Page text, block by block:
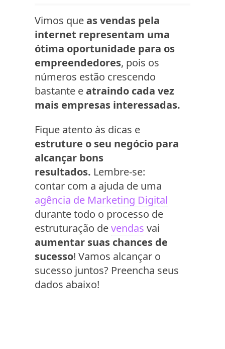
Vimos queas vendas pela
internet representam uma
ótima oportunidade para os
empreendedores, pois os
números estão crescendo
bastante eatraindo cada vez
mais empresas interessadas.
Fique atento às dicas e
estruture o seu negócio para
alcançar bons
resultados. Lembre-se:
contar com a ajuda de uma
agência de Marketing Digital
durante todo o processo de
estruturação devendas vai
aumentar suas chances de
sucesso! Vamos alcançar o
sucesso juntos? Preencha seus
dados abaixo!